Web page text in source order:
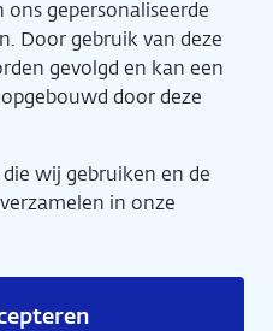
gepersonaliseerde
Door gebruik van deze
gevolgd en kan een
door deze
wij gebruiken en de
in onze